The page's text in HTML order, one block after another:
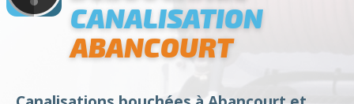
CANALISATION
ABANCOURT